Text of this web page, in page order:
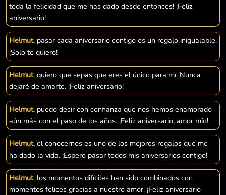
toda la felicidad que me has dado desde entonces! ¡Feliz
aniversario!
Helmut, pasar cada aniversario contigo es un regalo inigualable.
¡Solo te quiero!
Helmut, quiero que sepas que eres el único para mí. Nunca
dejaré de amarte. ¡Feliz aniversario!
Helmut, puedo decir con confianza que nos hemos enamorado
aún más con el paso de los años. ¡Feliz aniversario, amor mío!
Helmut, el conocernos es uno de los mejores regalos que me
ha dado la vida. ¡Espero pasar todos mis aniversarios contigo!
Helmut, los momentos difíciles han sido combinados con
momentos felices gracias a nuestro amor. ¡Feliz aniversario